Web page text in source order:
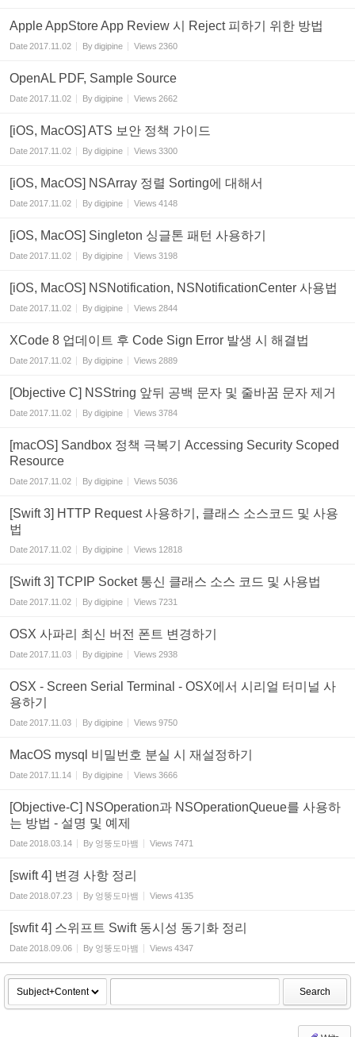
Apple AppStore App Review 시 Reject 피하기 위한 방법
Date2017.11.02 Bydigipine Views 2360
OpenAL PDF, Sample Source
Date2017.11.02 Bydigipine Views 2662
[iOS, MacOS] ATS 보안 정책 가이드
Date2017.11.02 Bydigipine Views 3300
[iOS, MacOS] NSArray 정렬 Sorting에 대해서
Date2017.11.02 Bydigipine Views 4148
[iOS, MacOS] Singleton 싱글톤 패턴 사용하기
Date2017.11.02 Bydigipine Views 3198
[iOS, MacOS] NSNotification, NSNotificationCenter 사용법
Date2017.11.02 Bydigipine Views 2844
XCode 8 업데이트 후 Code Sign Error 발생 시 해결법
Date2017.11.02 Bydigipine Views 2889
[Objective C] NSString 앞뒤 공백 문자 및 줄바꿈 문자 제거
Date2017.11.02 Bydigipine Views 3784
[macOS] Sandbox 정책 극복기 Accessing Security Scoped
Resource
Date2017.11.02 Bydigipine Views 5036
[Swift 3] HTTP Request 사용하기, 클래스 소스코드 및 사용
법
Date2017.11.02 Bydigipine Views 12818
[Swift 3] TCPIP Socket 통신 클래스 소스 코드 및 사용법
Date2017.11.02 Bydigipine Views 7231
OSX 사파리 최신 버전 폰트 변경하기
Date2017.11.03 Bydigipine Views 2938
OSX - Screen Serial Terminal - OSX에서 시리얼 터미널 사
용하기
Date2017.11.03 Bydigipine Views 9750
MacOS mysql 비밀번호 분실 시 재설정하기
Date2017.11.14 Bydigipine Views 3666
[Objective-C] NSOperation과 NSOperationQueue를 사용하
는 방법 - 설명 및 예제
Date2018.03.14 By 엉뚱도마뱀 Views 7471
[swift 4] 변경 사항 정리
Date2018.07.23 By 엉뚱도마뱀 Views 4135
[swfit 4] 스위프트 Swift 동시성 동기화 정리
Date2018.09.06 By 엉뚱도마뱀 Views 4347
Search